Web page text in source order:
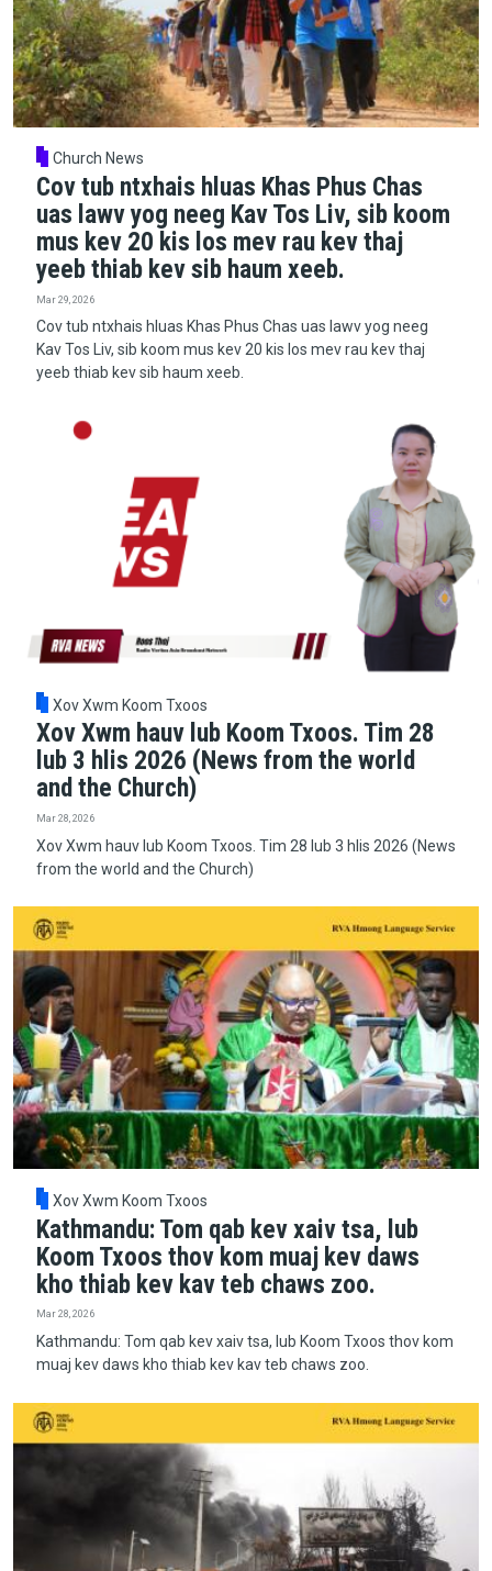
Church News
Cov tub ntxhais hluas Khas Phus Chas
uas lawv yog neeg Kav Tos Liv, sib koom
mus kev 20 kis los mev rau kev thaj
yeeb thiab kev sib haum xeeb.
Mar 29, 2026
Cov tub ntxhais hluas Khas Phus Chas uas lawv yog neeg
Kav Tos Liv, sib koom mus kev 20 kis los mev rau kev thaj
yeeb thiab kev sib haum xeeb.
Xov Xwm Koom Txoos
Xov Xwm hauv lub Koom Txoos. Tim 28
lub 3 hlis 2026 (News from the world
and the Church)
Mar 28, 2026
Xov Xwm hauv lub Koom Txoos. Tim 28 lub 3 hlis 2026 (News
from the world and the Church)
Xov Xwm Koom Txoos
Kathmandu: Tom qab kev xaiv tsa, lub
Koom Txoos thov kom muaj kev daws
kho thiab kev kav teb chaws zoo.
Mar 28, 2026
Kathmandu: Tom qab kev xaiv tsa, lub Koom Txoos thov kom
muaj kev daws kho thiab kev kav teb chaws zoo.